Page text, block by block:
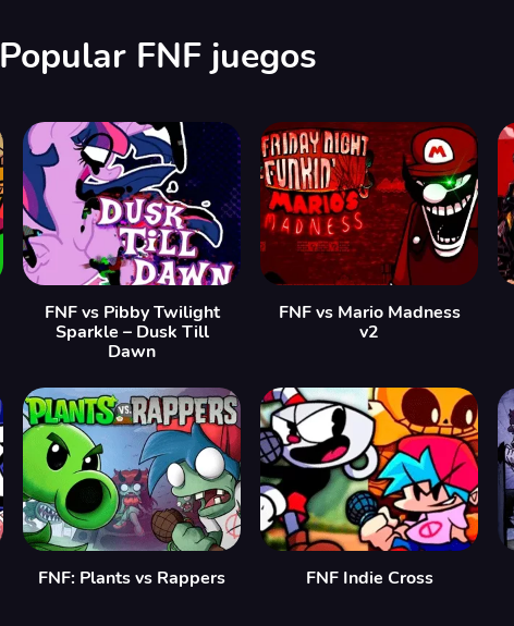
Popular FNF juegos
FNF vs Pibby Twilight
Sparkle – Dusk Till
Dawn
FNF vs Mario Madness
v2
FNF: Plants vs Rappers FNF Indie Cross